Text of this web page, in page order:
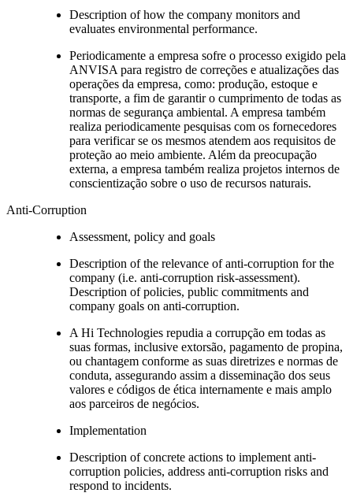
Description of how the company monitors and
evaluates environmental performance.
Periodicamente a empresa sofre o processo exigido pela
ANVISA para registro de correções e atualizações das
operações da empresa, como: produção, estoque e
transporte, a fim de garantir o cumprimento de todas as
normas de segurança ambiental. A empresa também
realiza periodicamente pesquisas com os fornecedores
para verificar se os mesmos atendem aos requisitos de
proteção ao meio ambiente. Além da preocupação
externa, a empresa também realiza projetos internos de
conscientização sobre o uso de recursos naturais.
Anti-Corruption
Assessment, policy and goals
Description of the relevance of anti-corruption for the
company (i.e. anti-corruption risk-assessment).
Description of policies, public commitments and
company goals on anti-corruption.
A Hi Technologies repudia a corrupção em todas as
suas formas, inclusive extorsão, pagamento de propina,
ou chantagem conforme as suas diretrizes e normas de
conduta, assegurando assim a disseminação dos seus
valores e códigos de ética internamente e mais amplo
aos parceiros de negócios.
Implementation
Description of concrete actions to implement anti-
corruption policies, address anti-corruption risks and
respond to incidents.